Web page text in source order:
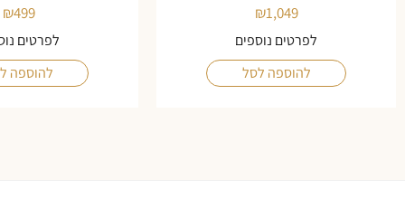
₪1,049
לפרטים נוספים
להוספה לסל
₪499
לפרטים
להוספה